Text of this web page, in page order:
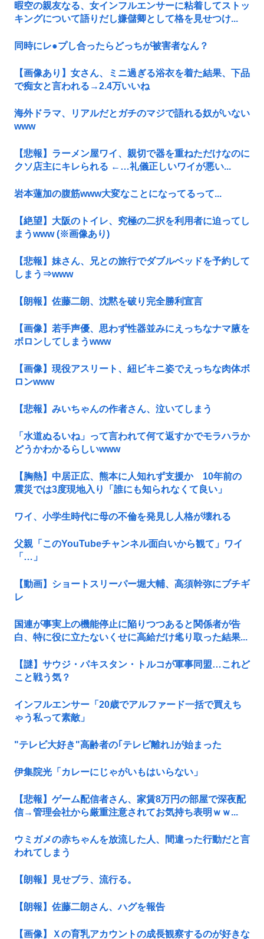
暇空の親友なる、女インフルエンサーに粘着してストッ
キングについて語りだし嫌儲卿として格を見せつけ...
同時にレ●プし合ったらどっちが被害者なん？
【画像あり】女さん、ミニ過ぎる浴衣を着た結果、下品
で痴女と言われる→2.4万いいね
海外ドラマ、リアルだとガチのマジで語れる奴がいない
www
【悲報】ラーメン屋ワイ、親切で器を重ねただけなのに
クソ店主にキレられる ←…礼儀正しいワイが悪い...
岩本蓮加の腹筋www大変なことになってるって...
【絶望】大阪のトイレ、究極の二択を利用者に迫ってし
まうwww (※画像あり)
【悲報】妹さん、兄との旅行でダブルベッドを予約して
しまう⇒www
【朗報】佐藤二朗、沈黙を破り完全勝利宣言
【画像】若手声優、思わず性器並みにえっちなナマ腋を
ボロンしてしまうwww
【画像】現役アスリート、紐ビキニ姿でえっちな肉体ボ
ロンwww
【悲報】みいちゃんの作者さん、泣いてしまう
「水道ぬるいね」って言われて何て返すかでモラハラか
どうかわかるらしいwww
【胸熱】中居正広、熊本に人知れず支援か 10年前の
震災では3度現地入り「誰にも知られなくて良い」
ワイ、小学生時代に母の不倫を発見し人格が壊れる
父親「このYouTubeチャンネル面白いから観て」ワイ
「…」
【動画】ショートスリーパー堀大輔、高須幹弥にブチギ
レ
国連が事実上の機能停止に陥りつつあると関係者が告
白、特に役に立たないくせに高給だけ毟り取った結果...
【謎】サウジ・パキスタン・トルコが軍事同盟…これど
こと戦う気？
インフルエンサー「20歳でアルファード一括で買えち
ゃう私って素敵」
"テレビ大好き"高齢者の｢テレビ離れ｣が始まった
伊集院光「カレーにじゃがいもはいらない」
【悲報】ゲーム配信者さん、家賃8万円の部屋で深夜配
信→管理会社から厳重注意されてお気持ち表明ｗｗ...
ウミガメの赤ちゃんを放流した人、間違った行動だと言
われてしまう
【朗報】見せブラ、流行る。
【朗報】佐藤二朗さん、ハグを報告
【画像】Ｘの育乳アカウントの成長観察するのが好きな